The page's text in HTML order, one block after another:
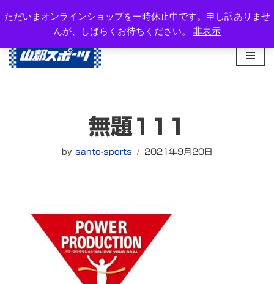
ただいまオンラインショップを一時休止中です。申し訳ありませ
んが、しばらくお待ちください。 非表示
ン
テ
岐阜県高山市西之一色町3-1081-2
TEL：0577-34-3434
無題111
by santo-sports 2021年9月20日